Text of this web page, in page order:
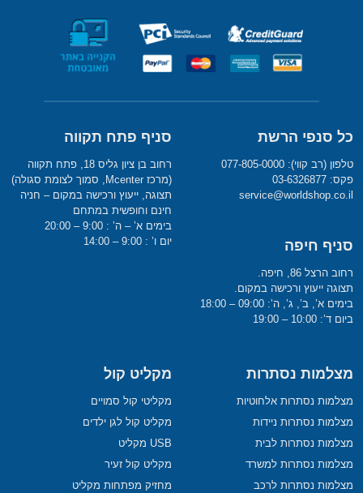
כל סנפי הרשת
טלפון (רב קווי): 077-805-0000
פקס: 03-6326877
service@worldshop.co.il
סניף חיפה
רחוב הרצל 86, חיפה.
תצוגה ייעוץ ורכישה במקום.
בימים א’, ב’, ג’, ה’: 09:00 – 18:00
ביום ד’: 10:00 – 19:00
סניף פתח תקווה
רחוב בן ציון גליס 18, פתח תקווה
(מרכז Mcenter, סמוך לצומת סגולה)
תצוגה, ייעוץ ורכישה במקום – חניה
חינם וחופשית במתחם
בימים א’ – ה’ : 9:00 – 20:00
יום ו’ : 9:00 – 14:00
מצלמות נסתרות
מצלמות נסתרות אלחוטיות
מצלמות נסתרות ניידות
מצלמות נסתרות לבית
מצלמות נסתרות למשרד
מצלמות נסתרות לרכב
מקליט קול
מקליטי קול סמויים
מקליט קול לגן ילדים
USB מקליט
מקליט קול זעיר
מחזיק מפתחות מקליט